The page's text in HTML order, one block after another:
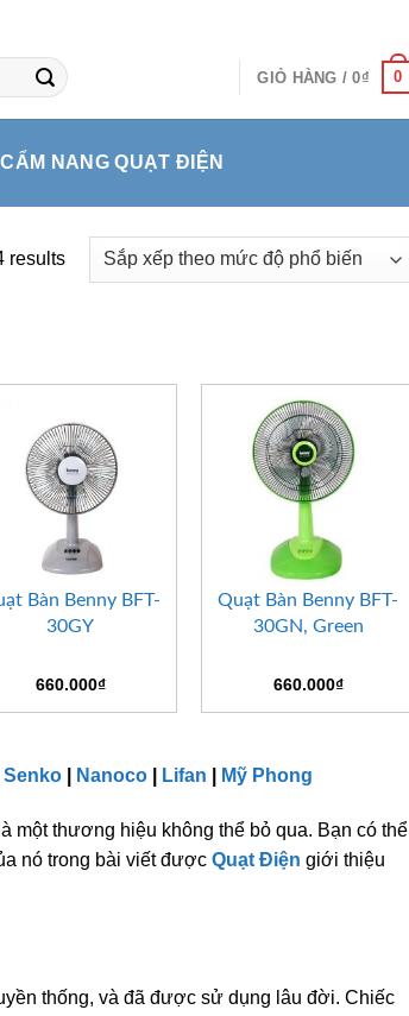
GIỎ HÀNG /0₫ 0
CẨM NANG QUẠT ĐIỆN
results
Bàn Benny BFT-
30GY
660.000₫
Quạt Bàn Benny BFT-
30GN, Green
660.000₫
Senko Nanoco Lifan Mỹ Phong
một thương hiệu không thể bỏ qua. Bạn có thể
nó trong bài viết được Quạt Điện giới thiệu
thống, và đã được sử dụng lâu đời. Chiếc